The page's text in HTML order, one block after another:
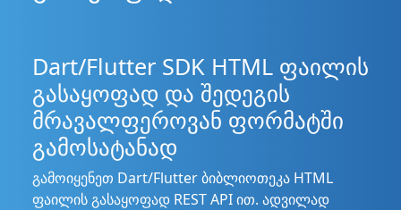
Dart/Flutter SDK HTML ფაილის
გასაყოფად და შედეგის
მრავალფეროვან ფორმატში
გამოსატანად
გამოიყენეთ Dart/Flutter ბიბლიოთეკა HTML
ფაილის გასაყოფად REST API ით. ადვილად